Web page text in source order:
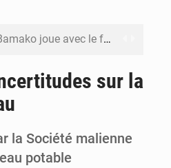
Bamako joue avec le feu
sur la
la Société malienne
potable